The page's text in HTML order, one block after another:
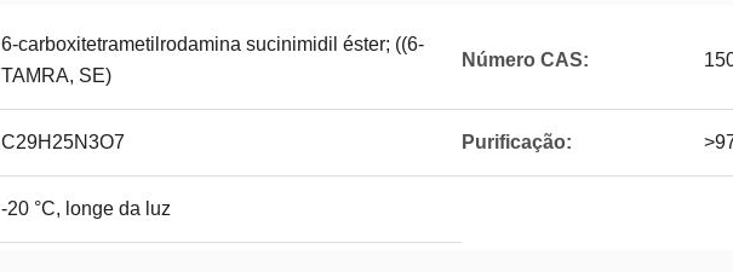
6-carboxitetrametilrodamina sucinimidil éster; ((6-
TAMRA, SE)
Número CAS:
C29H25N3O7 Purificação:
-20 °C, longe da luz